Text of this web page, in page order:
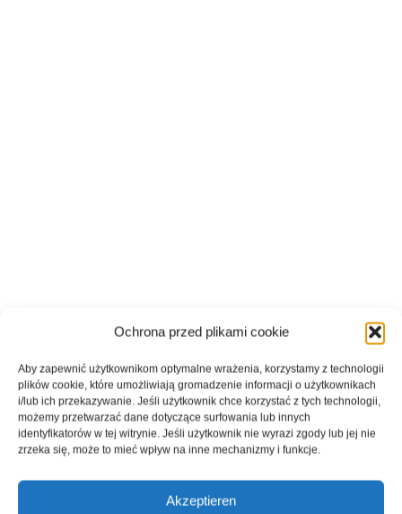
Ochrona przed plikami cookie
Aby zapewnić użytkownikom optymalne wrażenia, korzystamy z technologii
plików cookie, które umożliwiają gromadzenie informacji o użytkownikach
i/lub ich przekazywanie. Jeśli użytkownik chce korzystać z tych technologii,
możemy przetwarzać dane dotyczące surfowania lub innych
identyfikatorów w tej witrynie. Jeśli użytkownik nie wyrazi zgody lub jej nie
zrzeka się, może to mieć wpływ na inne mechanizmy i funkcje.
Akzeptieren